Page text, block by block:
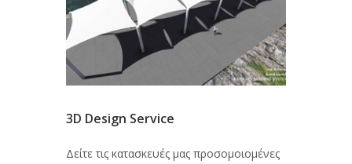
3D Design Service
Δείτε τις κατασκευές μας προσομοιομένες